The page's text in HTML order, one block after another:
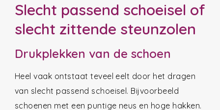
Slecht passend schoeisel of
slecht zittende steunzolen
Drukplekken van de schoen
Heel vaak ontstaat teveel eelt door het dragen
van slecht passend schoeisel. Bijvoorbeeld
schoenen met een puntige neus en hoge hakken.